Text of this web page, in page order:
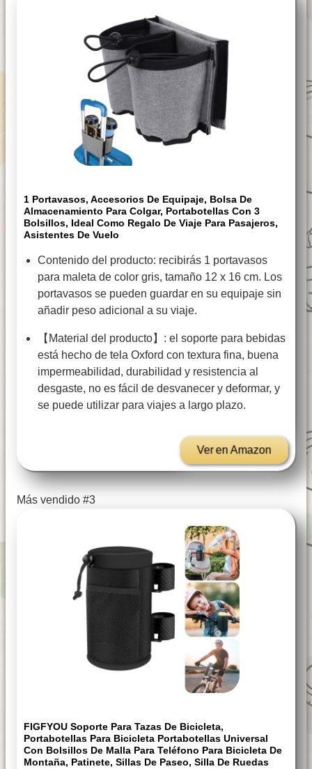
1 Portavasos, Accesorios De Equipaje, Bolsa De
Almacenamiento Para Colgar, Portabotellas Con 3
Bolsillos, Ideal Como Regalo De Viaje Para Pasajeros,
Asistentes De Vuelo
Contenido del producto: recibirás 1 portavasos
para maleta de color gris, tamaño 12 x 16 cm. Los
portavasos se pueden guardar en su equipaje sin
añadir peso adicional a su viaje.
【Material del producto】: el soporte para bebidas
está hecho de tela Oxford con textura fina, buena
impermeabilidad, durabilidad y resistencia al
desgaste, no es fácil de desvanecer y deformar, y
se puede utilizar para viajes a largo plazo.
Ver en Amazon
Más vendido #3
FIGFYOU Soporte Para Tazas De Bicicleta,
Portabotellas Para Bicicleta Portabotellas Universal
Con Bolsillos De Malla Para Teléfono Para Bicicleta De
Montaña, Patinete, Sillas De Paseo, Silla De Ruedas